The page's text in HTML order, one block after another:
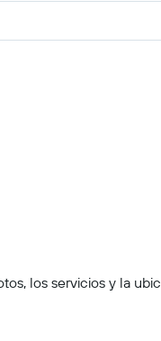
los servicios y la